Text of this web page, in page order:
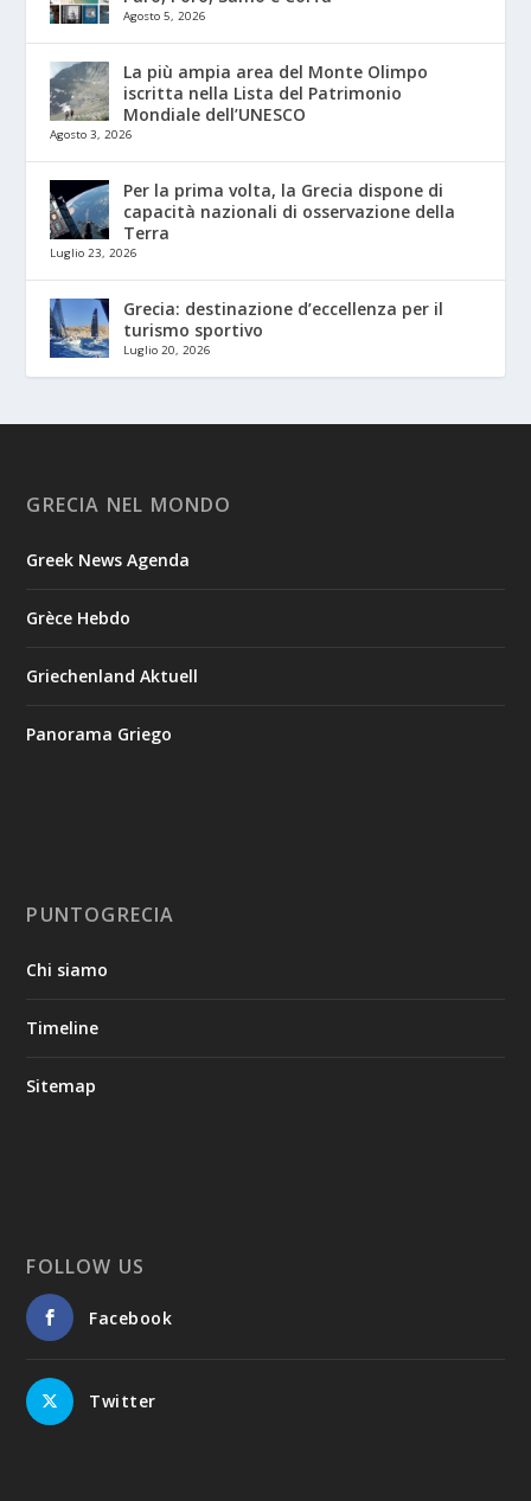
Agosto 5, 2026
La più ampia area del Monte Olimpo
iscritta nella Lista del Patrimonio
Mondiale dell’UNESCO
Agosto 3, 2026
Per la prima volta, la Grecia dispone di
capacità nazionali di osservazione della
Terra
Luglio 23, 2026
Grecia: destinazione d’eccellenza per il
turismo sportivo
Luglio 20, 2026
GRECIA NEL MONDO
Greek News Agenda
Grèce Hebdo
Griechenland Aktuell
Panorama Griego
PUNTOGRECIA
Chi siamo
Timeline
Sitemap
FOLLOW US
Facebook
Twitter